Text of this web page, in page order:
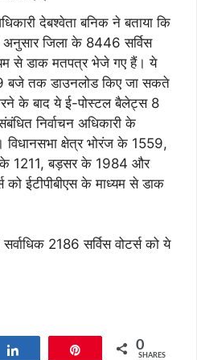
देबश्वेता बनिक ने बताया कि
जिला के 8446 सर्विस
से डाक मतपत्र भेजे गए हैं। ये
बजे तक डाउनलोड किए जा सकते
करने के बाद ये ई-पोस्टल बैलेट्स 8
निर्वाचन अधिकारी के
विधानसभा क्षेत्र भोरंज के 1559,
के 1211, बड़सर के 1984 और
को ईटीपीबीएस के माध्यम से डाक
2186 सर्विस वोटर्स को ये
0
SHARES